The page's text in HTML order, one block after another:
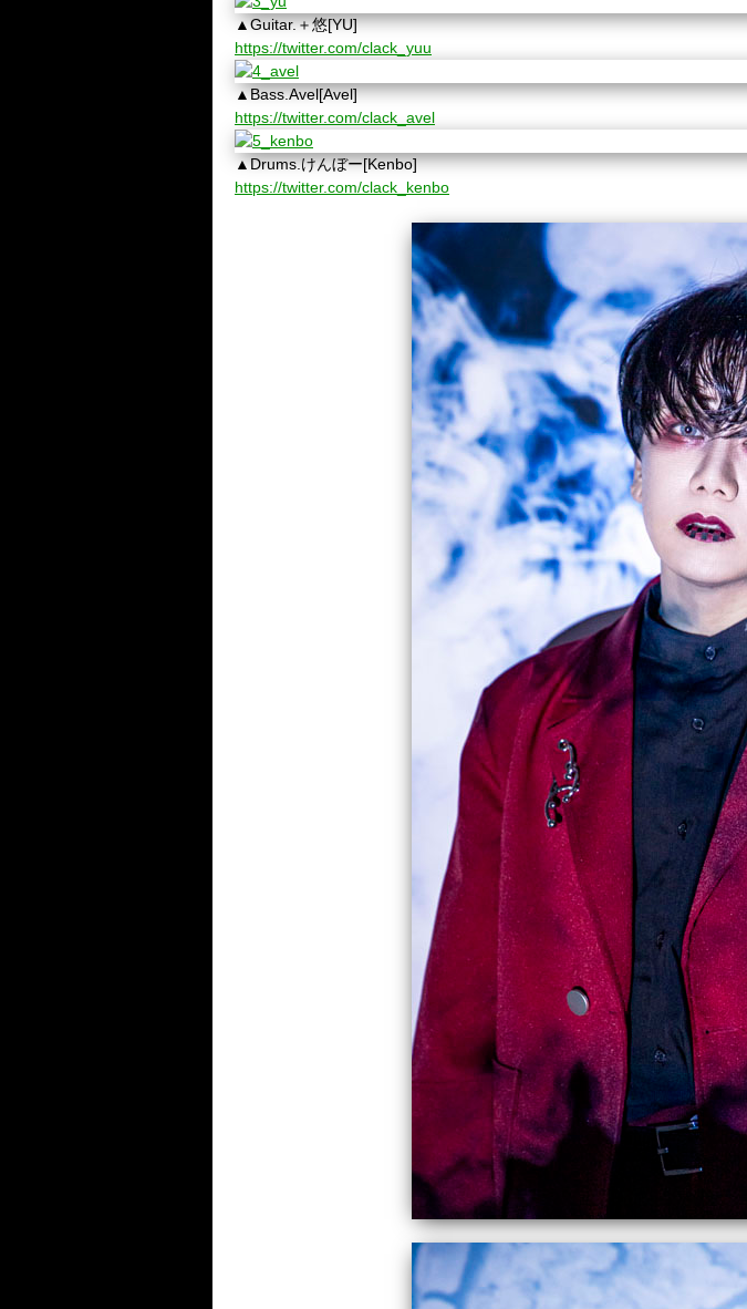
▲Guitar.＋悠[YU]
https://twitter.com/clack_yuu
▲Bass.Avel[Avel]
https://twitter.com/clack_avel
▲Drums.けんぼー[Kenbo]
https://twitter.com/clack_kenbo